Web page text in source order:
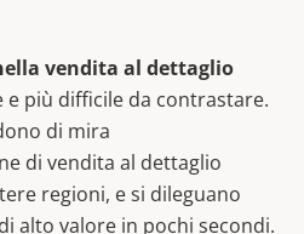
vendita al dettaglio
e più difficile da contrastare.
di mira
di vendita al dettaglio
regioni, e si dileguano
alto valore in pochi secondi.